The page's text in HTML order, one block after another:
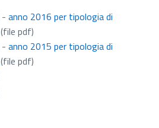
- anno 2016 per tipologia di
(file pdf)
- anno 2015 per tipologia di
(file pdf)